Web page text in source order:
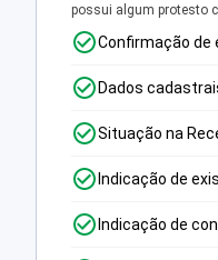
possui algum protesto
Confirmação de
Dados
Situação na
Indicação de
Indicação de